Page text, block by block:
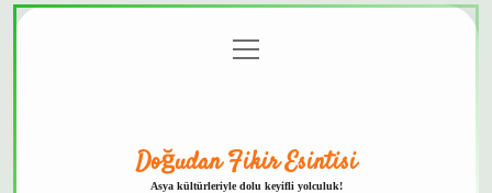
menüyü
aç
Doğudan Fikir Esintisi
Asya kültürleriyle dolu keyifli yolculuk!